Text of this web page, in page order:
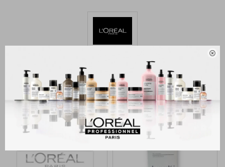

MÉTODOS Y COSTOS DE ENVÍO
Productos que te pueden interesar